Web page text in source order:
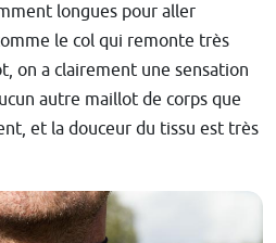
longues pour aller
le col qui remonte très
on a clairement une sensation
autre maillot de corps que
et la douceur du tissu est très